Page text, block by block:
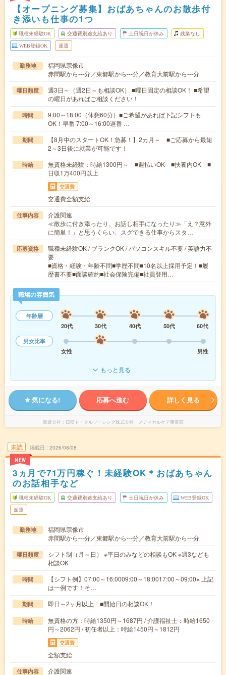
【オープニング募集】おばあちゃんのお散歩付
き添いも仕事の1つ
職種未経験OK 交通費別途支給あり 土日祝日が休み 残業なし
WEB登録OK 派遣
勤務地
福岡県宗像市
赤間駅から---分／東郷駅から---分／教育大前駅から---分
曜日頻度
週3日～（週2日～も相談OK） ■曜日固定の相談OK！ ■希望
の曜日があればご相談ください！
時間
9:00～18:00（休憩60分）■ご希望があれば下記シフトも
OK！早番 7:00～16:00遅番 …
期間
【8月中のスタートOK！急募！】2カ月～ ■ご応募から最短
2～3日後に就業が可能です！
時給
無資格未経験：時給1300円～ ■週払いOK ■扶養内OK ■
日収1万400円以上
交通費
交通費全額支給
仕事内容
介護関連
≪散歩に付き添ったり、お話し相手になったり≫「え？意外
に簡単！」と思うくらい、スグできる仕事からスタ…
応募資格
職種未経験OK / ブランクOK / パソコンスキル不要 / 英語力不
要
■資格・経験・年齢不問■学歴不問■10名以上採用予定！■履
歴書不要■面談確約■社会保険完備■社員登用…
職場の雰囲気
年齢層
20代
30代 40代 50代
60代
男女比率
女性
男性
もっと見る
気になる! 応募へ進む 詳しく見る
派遣会社 日研トータルソーシング株式会社 メディカルケア事業部
未読
NEW
掲載日 2026/08/08
3ヵ月で71万円稼ぐ！未経験OK＊おばあちゃん
のお話相手など
職種未経験OK 交通費別途支給あり 土日祝日が休み WEB登録OK
派遣
勤務地
福岡県宗像市
赤間駅から---分／東郷駅から---分／教育大前駅から---分
曜日頻度
シフト制（月～日） ※平日のみなどの相談もOK ※週3なども
相談OK
時間
【シフト例】07:00～16:0009:00～18:0017:00～09:00※ 上記
は一例です！そ…
期間 即日～2ヶ月以上 ■開始日の相談OK！
時給
無資格の方：時給1350円～1687円 / 介護福祉士：時給1650
円～2062円 / 初任者以上：時給1450円～1812円
交通費
全額支給
仕事内容 介護関連